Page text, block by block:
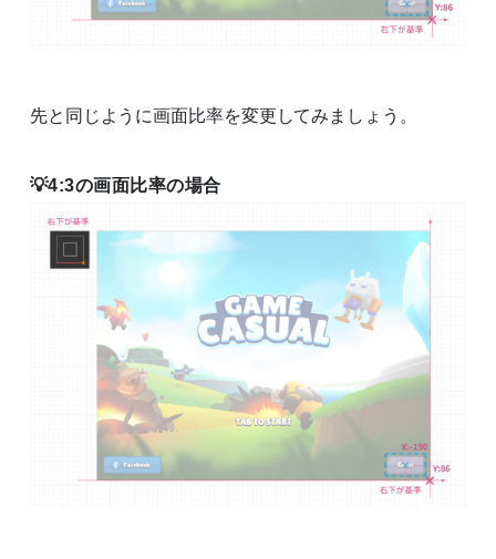
先と同じように画面比率を変更してみましょう。
4:3の画面比率の場合